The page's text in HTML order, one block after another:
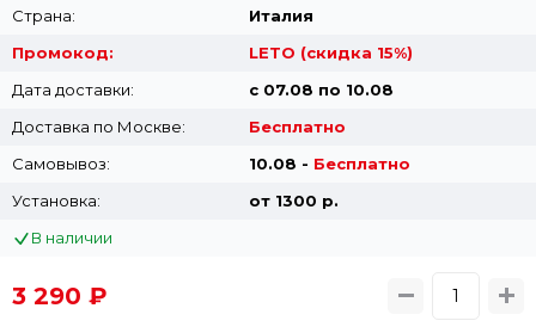
Страна:
Италия
Промокод:
LETO (скидка 15%)
Дата доставки:
с 07.08 по 10.08
Доставка по Москве:
Бесплатно
Самовывоз:
10.08 - Бесплатно
Установка:
от 1300 p.
В наличии
3 290 ₽